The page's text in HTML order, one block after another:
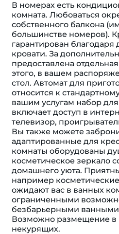
В номерах есть
комната. Любоваться
собственного балкона
большинстве номеров).
гарантирован благодаря
кровати. За
предоставлена
этого, в вашем
стол. Автомат для
относится к
вашим услугам набор
включает доступ в
телевизор,
Вы также можете
адаптированные для
комнаты оборудованы
косметическое зеркало
домашнего уюта.
например
ожидают вас в ванных
ограниченными
безбарьерными
Возможно размещение в
некурящих.